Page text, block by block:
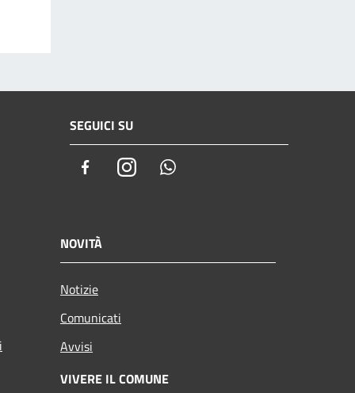
SEGUICI SU
FacebookInstagram
NOVITÀ
Notizie
Comunicati
Avvisi
VIVERE IL COMUNE